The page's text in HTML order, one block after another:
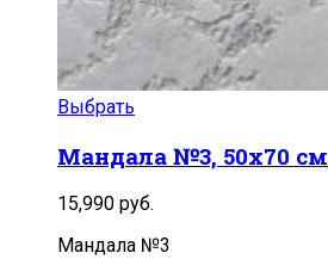
Выбрать
Мандала №3, 50х70 см
15,990 руб.
Мандала №3